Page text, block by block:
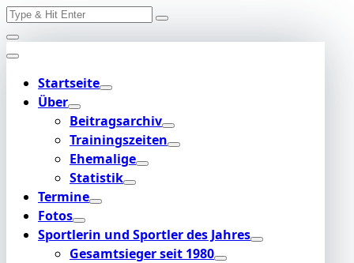
Skip
to
content
Search
Startseite
Über
Beitragsarchiv
Trainingszeiten
Ehemalige
Statistik
Termine
Fotos
Sportlerin und Sportler des Jahres
Gesamtsieger seit 1980